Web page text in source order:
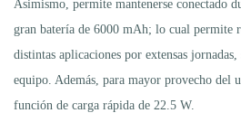
Asimismo, permite mantenerse conectado
gran batería de 6000 mAh; lo cual permite
distintas aplicaciones por extensas
equipo. Además, para mayor provecho del
función de carga rápida de 22.5 W.